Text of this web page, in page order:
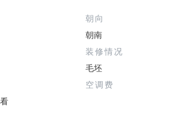
朝向
朝南
装修情况
毛坯
空调费